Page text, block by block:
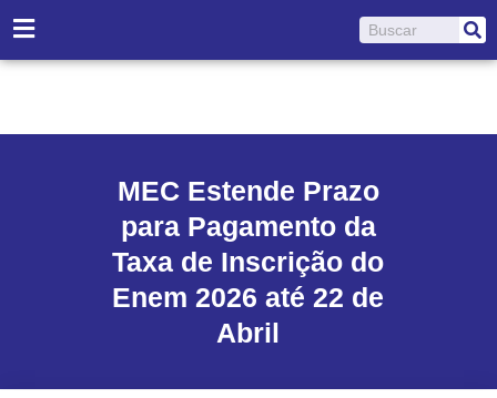
para
o
Pesquisar
MEC Estende Prazo
para Pagamento da
Taxa de Inscrição do
Enem 2026 até 22 de
Abril